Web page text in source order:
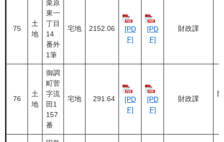
75
土
地
栗原
東一
丁目
14
番外
1筆
宅地 2152.06
[PD
F]
[PD
F]
財政課
76
土
地
御調
町菅
字流
田1
157
番
宅地 291.64
[PD
F]
[PD
F]
財政課